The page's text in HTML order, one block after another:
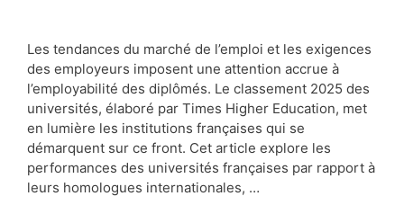
Les tendances du marché de l’emploi et les exigences
des employeurs imposent une attention accrue à
l’employabilité des diplômés. Le classement 2025 des
universités, élaboré par Times Higher Education, met
en lumière les institutions françaises qui se
démarquent sur ce front. Cet article explore les
performances des universités françaises par rapport à
leurs homologues internationales, …